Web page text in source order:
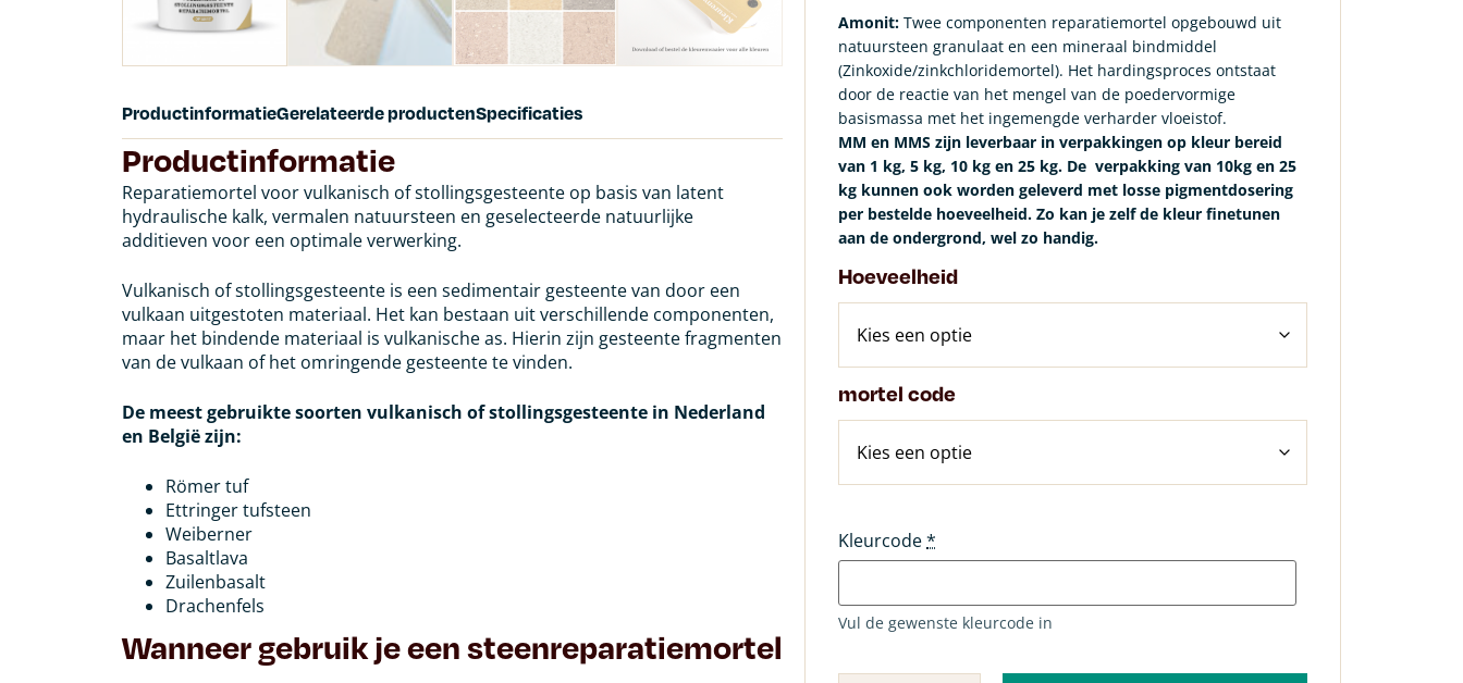
ProductinformatieGerelateerde productenSpecificaties
Productinformatie
Reparatiemortel voor vulkanisch of stollingsgesteente op basis van latent
hydraulische kalk, vermalen natuursteen en geselecteerde natuurlijke
additieven voor een optimale verwerking.
Vulkanisch of stollingsgesteente is een sedimentair gesteente van door een
vulkaan uitgestoten materiaal. Het kan bestaan uit verschillende componenten,
maar het bindende materiaal is vulkanische as. Hierin zijn gesteente fragmenten
van de vulkaan of het omringende gesteente te vinden.
De meest gebruikte soorten vulkanisch of stollingsgesteente in Nederland
en België zijn:
Römer tuf
Ettringer tufsteen
Weiberner
Basaltlava
Zuilenbasalt
Drachenfels
Wanneer gebruik je een steenreparatiemortel
Amonit: Twee componenten reparatiemortel opgebouwd uit
natuursteen granulaat en een mineraal bindmiddel
(Zinkoxide/zinkchloridemortel). Het hardingsproces ontstaat
door de reactie van het mengel van de poedervormige
basismassa met het ingemengde verharder vloeistof.
MM en MMS zijn leverbaar in verpakkingen op kleur bereid
van 1 kg, 5 kg, 10 kg en 25 kg. De verpakking van 10kg en 25
kg kunnen ook worden geleverd met losse pigmentdosering
per bestelde hoeveelheid. Zo kan je zelf de kleur finetunen
aan de ondergrond, wel zo handig.
Hoeveelheid
mortel code
Kleurcode*
Vul de gewenste kleurcode in